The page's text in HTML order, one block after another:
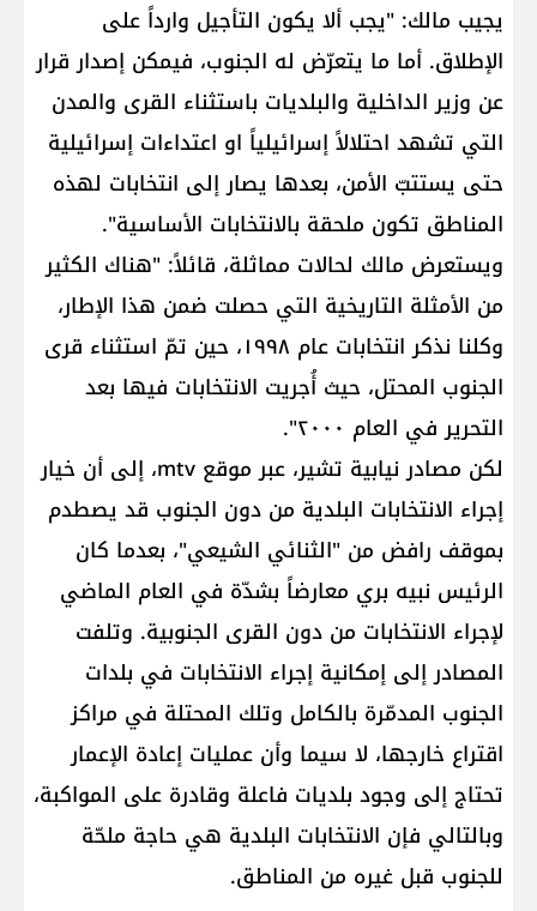
يجيب مالك: "يجب ألا يكون التأجيل وارداً على
الإطلاق. أما ما يتعرّض له الجنوب، فيمكن إصدار قرار
عن وزير الداخلية والبلديات باستثناء القرى والمدن
التي تشهد احتلالاً إسرائيلياً او اعتداءات إسرائيلية
حتى يستتبّ الأمن، بعدها يصار إلى انتخابات لهذه
المناطق تكون ملحقة بالانتخابات الأساسية".
ويستعرض مالك لحالات مماثلة، قائلاً: "هناك الكثير
من الأمثلة التاريخية التي حصلت ضمن هذا الإطار،
وكلنا نذكر انتخابات عام ١٩٩٨، حين تمّ استثناء قرى
الجنوب المحتل، حيث أُجريت الانتخابات فيها بعد
التحرير في العام ٢٠٠٠".
لكن مصادر نيابية تشير، عبر موقع mtv، إلى أن خيار
إجراء الانتخابات البلدية من دون الجنوب قد يصطدم
بموقف رافض من "الثنائي الشيعي"، بعدما كان
الرئيس نبيه بري معارضاً بشدّة في العام الماضي
لإجراء الانتخابات من دون القرى الجنوبية. وتلفت
المصادر إلى إمكانية إجراء الانتخابات في بلدات
الجنوب المدمّرة بالكامل وتلك المحتلة في مراكز
اقتراع خارجها، لا سيما وأن عمليات إعادة الإعمار
تحتاج إلى وجود بلديات فاعلة وقادرة على المواكبة،
وبالتالي فإن الانتخابات البلدية هي حاجة ملحّة
للجنوب قبل غيره من المناطق.